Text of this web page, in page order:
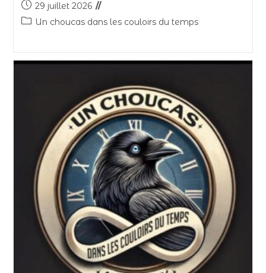
29 juillet 2026
Un choucas dans les couloirs du temps